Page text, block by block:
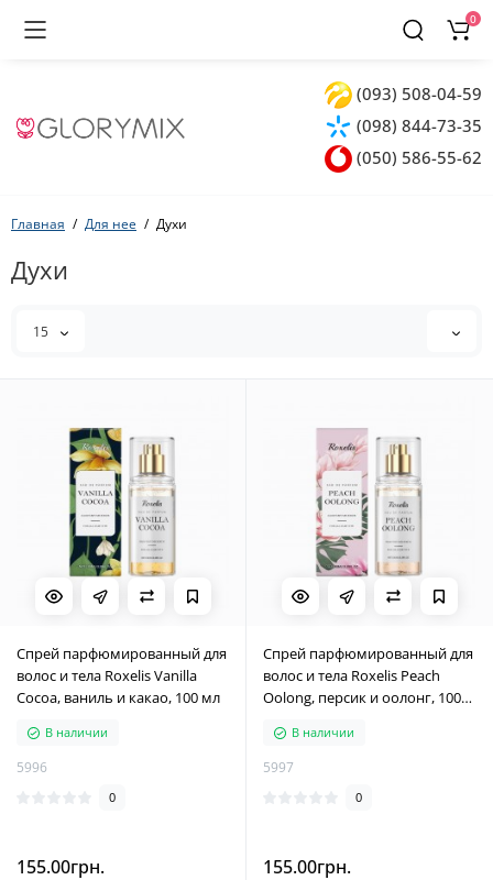
(093) 508-04-59
(098) 844-73-35
(050) 586-55-62
0
Главная Для нее Духи
Духи
15
Спрей парфюмированный для
волос и тела Roxelis Vanilla
Cocoa, ваниль и какао, 100 мл
В наличии
5996
0
155.00грн.
Спрей парфюмированный для
волос и тела Roxelis Peach
Oolong, персик и оолонг, 100
В наличии
5997
0
155.00грн.